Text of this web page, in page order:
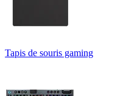
Tapis de souris gaming